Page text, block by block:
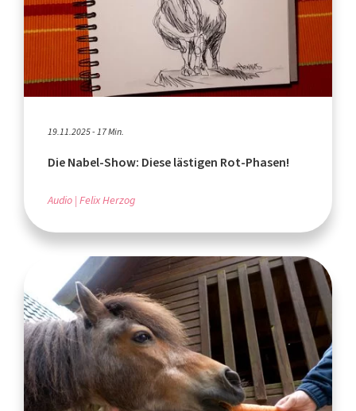
19.11.2025 - 17 Min.
Die Nabel-Show: Diese lästigen Rot-Phasen!
Audio Felix Herzog